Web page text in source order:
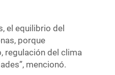
el equilibrio del
porque
regulación del clima
mencionó.